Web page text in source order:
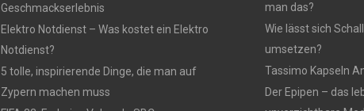
Geschmackserlebnis
Elektro Notdienst – Was kostet ein Elektro
Notdienst?
5 tolle, inspirierende Dinge, die man auf
Zypern machen muss
man das?
Wie lässt sich
umsetzen?
Tassimo Kapseln
Der Epipen – das